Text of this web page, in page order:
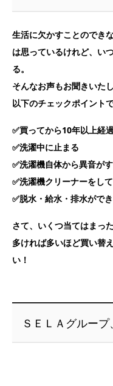
生活に欠かすことのでき
は思っているけれど、い
る。
そんなお声もお聞きいたし
以下のチェックポイント
✅買ってから10年以上経
✅洗濯中に止まる
✅洗濯機自体から異音が
✅洗濯機クリーナーをし
✅脱水・給水・排水がで
さて、いくつ当てはまっ
多ければ多いほど買い替
い！
ＳＥＬＡグループ、